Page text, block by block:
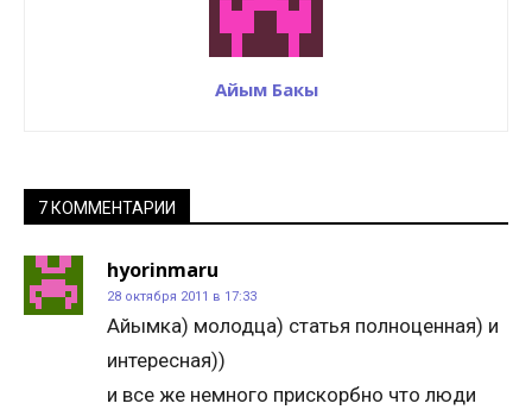
Айым Бакы
7 КОММЕНТАРИИ
hyorinmaru
28 октября 2011 в 17:33
Айымка) молодца) статья полноценная) и
интересная))
и все же немного прискорбно что люди